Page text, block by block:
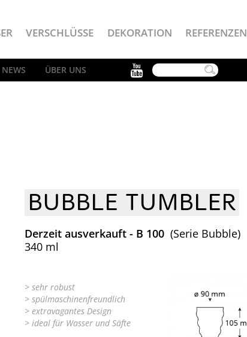
VERSCHLÜSSE DEKORATION REFERENZEN
NEWS ÜBER UNS YouTube
BUBBLE TUMBLER
Derzeit ausverkauft - B 100 (Serie Bubble)
340 ml
> sehr robust
> spülmaschinenfreundlich
> extravagantes Design
> ideal für Wasser und Säfte